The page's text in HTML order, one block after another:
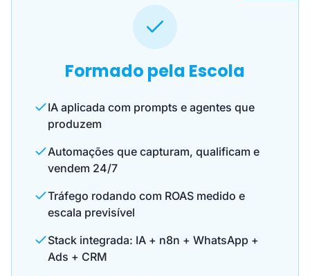
Formado pela Escola
IA aplicada com prompts e agentes que
produzem
Automações que capturam, qualificam e
vendem 24/7
Tráfego rodando com ROAS medido e
escala previsível
Stack integrada: IA + n8n + WhatsApp +
Ads + CRM